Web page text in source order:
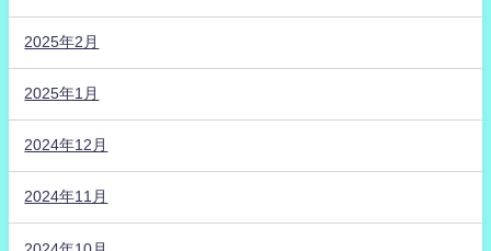
2025年2月
2025年1月
2024年12月
2024年11月